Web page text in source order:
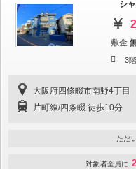
シ
敷金
3
大阪府四條畷市南野4丁目
片町線/四条畷 徒歩10分
ただ
対象者全員に